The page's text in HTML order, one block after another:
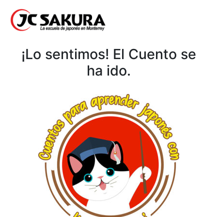
¡Lo sentimos! El Cuento se
ha ido.